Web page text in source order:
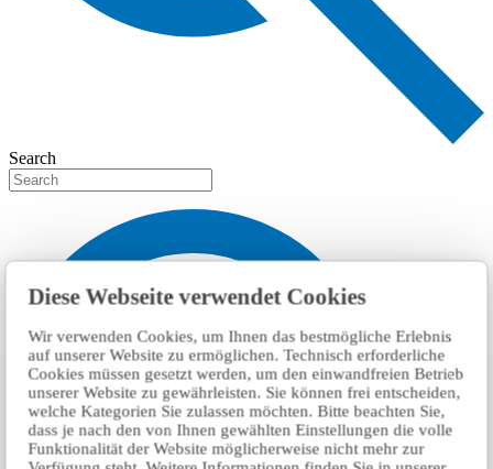
Diese Webseite verwendet Cookies
Wir verwenden Cookies, um Ihnen das bestmögliche Erlebnis
auf unserer Website zu ermöglichen. Technisch erforderliche
Cookies müssen gesetzt werden, um den einwandfreien Betrieb
unserer Website zu gewährleisten. Sie können frei entscheiden,
welche Kategorien Sie zulassen möchten. Bitte beachten Sie,
dass je nach den von Ihnen gewählten Einstellungen die volle
Funktionalität der Website möglicherweise nicht mehr zur
Search